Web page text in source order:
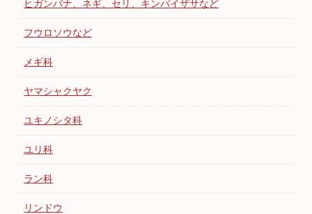
ヒガンバナ、ネギ、セリ、キンバイザサなど
フウロソウなど
メギ科
ヤマシャクヤク
ユキノシタ科
ユリ科
ラン科
リンドウ